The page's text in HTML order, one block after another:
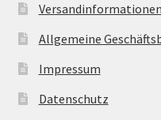
Versandinformationen
Allgemeine
Impressum
Datenschutz